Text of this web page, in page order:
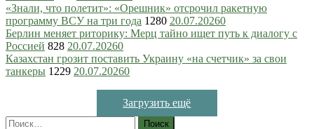
«Знали, что полетит»: «Орешник» отсрочил ракетную
программу ВСУ на три года 1280 20.07.20260
Берлин меняет риторику: Мерц тайно ищет путь к диалогу с
Россией 828 20.07.20260
Казахстан грозит поставить Украину «на счетчик» за свои
танкеры 1229 20.07.20260
Загрузить ещё
Найти: